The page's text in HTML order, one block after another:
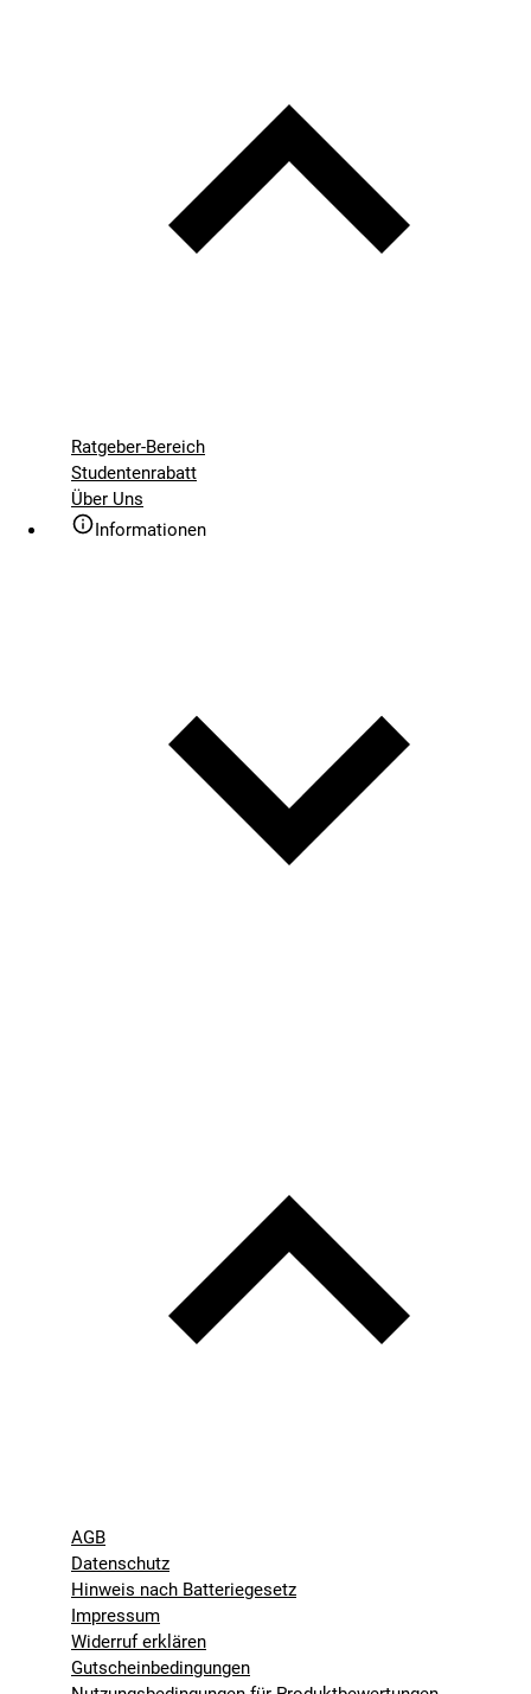
Ratgeber-Bereich
Studentenrabatt
Über Uns
Informationen
AGB
Datenschutz
Hinweis nach Batteriegesetz
Impressum
Widerruf erklären
Gutscheinbedingungen